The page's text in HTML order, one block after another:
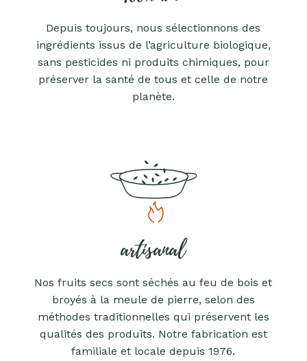
Depuis toujours, nous sélectionnons des
ingrédients issus de l’agriculture biologique,
sans pesticides ni produits chimiques, pour
préserver la santé de tous et celle de notre
planète.
artisanal
Nos fruits secs sont séchés au feu de bois et
broyés à la meule de pierre, selon des
méthodes traditionnelles qui préservent les
qualités des produits. Notre fabrication est
familiale et locale depuis 1976.